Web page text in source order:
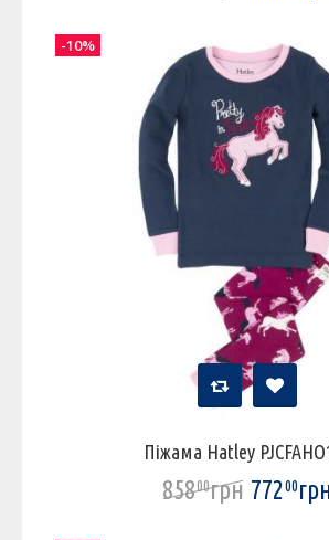
Піжама Hatley
85800грн 77200
-10%